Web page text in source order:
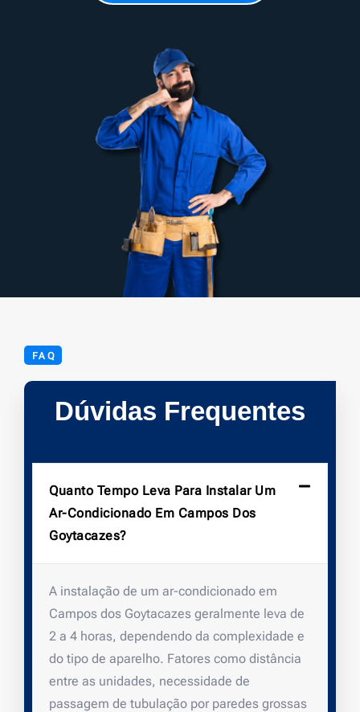
FAQ
Dúvidas Frequentes
Quanto Tempo Leva Para Instalar Um
Ar-Condicionado Em Campos Dos
Goytacazes?
A instalação de um ar-condicionado em
Campos dos Goytacazes geralmente leva de
2 a 4 horas, dependendo da complexidade e
do tipo de aparelho. Fatores como distância
entre as unidades, necessidade de
passagem de tubulação por paredes grossas